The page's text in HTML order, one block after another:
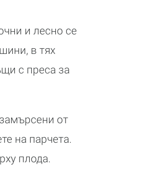
и лесно се
в тях
с преса за
от
на парчета.
плода.